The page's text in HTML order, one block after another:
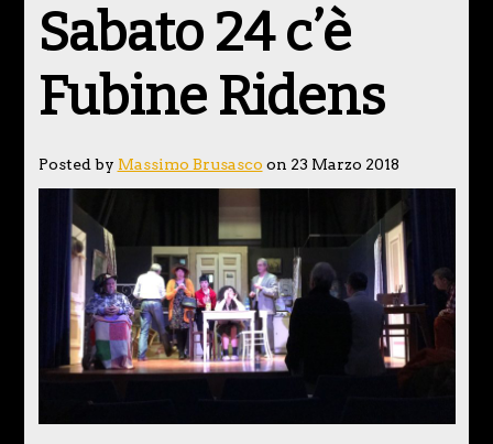
Sabato 24 c’è
Fubine Ridens
Posted by Massimo Brusasco on 23 Marzo 2018